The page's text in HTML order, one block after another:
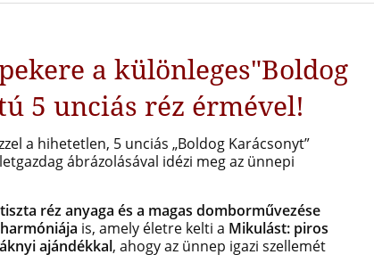
a különleges"Boldog
5 unciás réz érmével!
a hihetetlen, 5 unciás „Boldog Karácsonyt”
ábrázolásával idézi meg az ünnepi
réz anyaga és a magas domborművezése
is, amely életre kelti a Mikulást: piros
ajándékkal, ahogy az ünnep igazi szellemét